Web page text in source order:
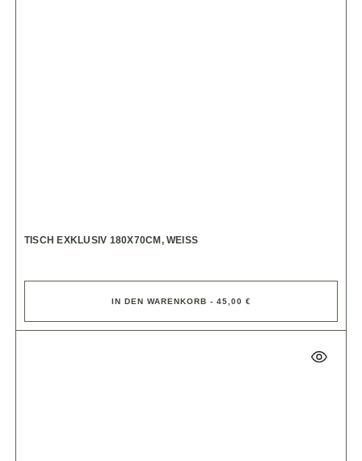
TISCH EXKLUSIV 180X70CM, WEISS
IN DEN WARENKORB - 45,00 €